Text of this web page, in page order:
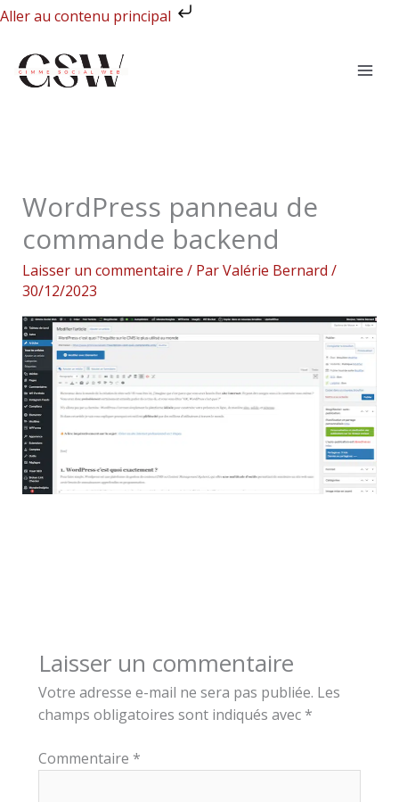
Aller au contenu principal
Aller
contenu
WordPress panneau de
commande backend
Laisser un commentaire / ParValérie Bernard /
30/12/2023
Laisser un commentaire
Votre adresse e-mail ne sera pas publiée. Les
champs obligatoires sont indiqués avec *
Commentaire *